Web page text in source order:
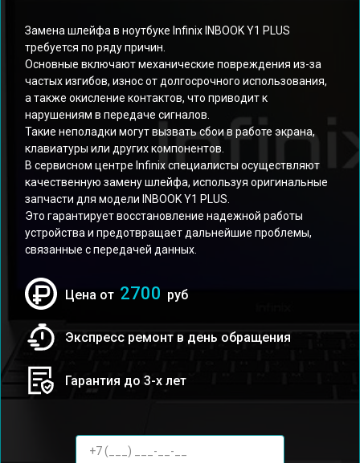
Замена шлейфа в ноутбуке Infinix INBOOK Y1 PLUS
требуется по ряду причин.
Основные включают механические повреждения из-за
частых изгибов, износ от долгосрочного использования,
а также окисление контактов, что приводит к
нарушениям в передаче сигналов.
Такие неполадки могут вызвать сбои в работе экрана,
клавиатуры или других компонентов.
В сервисном центре Infinix специалисты осуществляют
качественную замену шлейфа, используя оригинальные
запчасти для модели INBOOK Y1 PLUS.
Это гарантирует восстановление надежной работы
устройства и предотвращает дальнейшие проблемы,
связанные с передачей данных.
Цена от 2700 руб
Экспресс ремонт в день обращения
Гарантия до 3-х лет